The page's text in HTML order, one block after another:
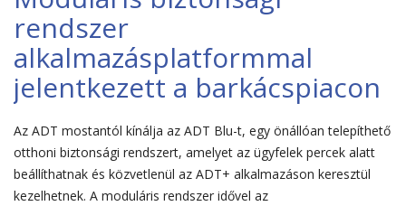
rendszer
alkalmazásplatformmal
jelentkezett a barkácspiacon
Az ADT mostantól kínálja az ADT Blu-t, egy önállóan telepíthető
otthoni biztonsági rendszert, amelyet az ügyfelek percek alatt
beállíthatnak és közvetlenül az ADT+ alkalmazáson keresztül
kezelhetnek. A moduláris rendszer idővel az